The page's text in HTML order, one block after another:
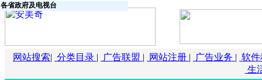
网站搜索| 分类目录 | 广告联盟 | 网站注册 | 广告业务 | 软
生
各省政府及电视台